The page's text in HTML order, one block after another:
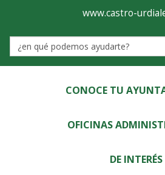
Ayuntamiento
de
Castro-
Urdiales
www.castro-
Label
CONOCE TU
OFICINAS
DE INTERÉS